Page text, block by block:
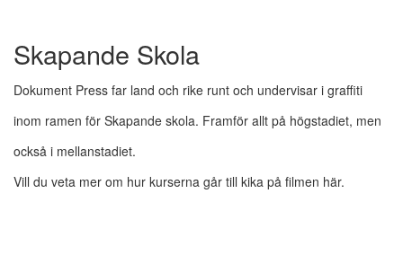
Skapande Skola
Dokument Press far land och rike runt och undervisar i graffiti
inom ramen för Skapande skola. Framför allt på högstadiet, men
också i mellanstadiet.
Vill du veta mer om hur kurserna går till kika på filmen här.